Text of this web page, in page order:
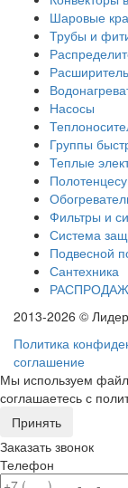
Шаровые
Трубы и
Насосы
Группы
Теплые
Фильтры и
Система
Подвесной
Сантехника
2013-2026 ©
Политика
соглашение
Мы используем
соглашаетесь с
Принять
Заказать звонок
Телефон